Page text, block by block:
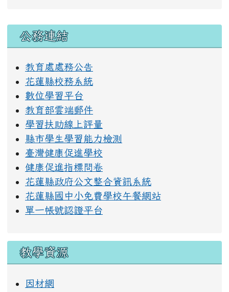
右邊區域內容
公務連結
教育處處務公告
花蓮縣校務系統
數位學習平台
教育部雲端郵件
學習扶助線上評量
縣市學生學習能力檢測
臺灣健康促進學校
健康促進指標問卷
花蓮縣政府公文整合資訊系統
花蓮縣國中小免費學校午餐網站
單一帳號認證平台
教學資源
因材網